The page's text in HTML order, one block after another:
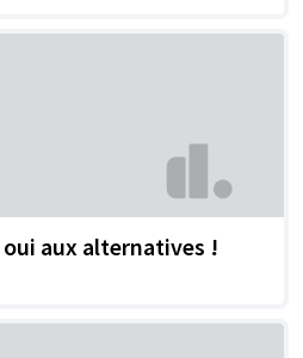
oui aux alternatives !